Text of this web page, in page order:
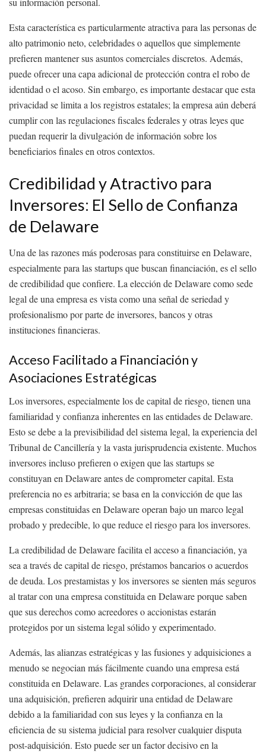
Esta característica es particularmente atractiva para las personas de
alto patrimonio neto, celebridades o aquellos que simplemente
prefieren mantener sus asuntos comerciales discretos. Además,
puede ofrecer una capa adicional de protección contra el robo de
identidad o el acoso. Sin embargo, es importante destacar que esta
privacidad se limita a los registros estatales; la empresa aún deberá
cumplir con las regulaciones fiscales federales y otras leyes que
puedan requerir la divulgación de información sobre los
beneficiarios finales en otros contextos.
Credibilidad y Atractivo para
Inversores: El Sello de Confianza
de Delaware
Una de las razones más poderosas para constituirse en Delaware,
especialmente para las startups que buscan financiación, es el sello
de credibilidad que confiere. La elección de Delaware como sede
legal de una empresa es vista como una señal de seriedad y
profesionalismo por parte de inversores, bancos y otras
instituciones financieras.
Acceso Facilitado a Financiación y
Asociaciones Estratégicas
Los inversores, especialmente los de capital de riesgo, tienen una
familiaridad y confianza inherentes en las entidades de Delaware.
Esto se debe a la previsibilidad del sistema legal, la experiencia del
Tribunal de Cancillería y la vasta jurisprudencia existente. Muchos
inversores incluso prefieren o exigen que las startups se
constituyan en Delaware antes de comprometer capital. Esta
preferencia no es arbitraria; se basa en la convicción de que las
empresas constituidas en Delaware operan bajo un marco legal
probado y predecible, lo que reduce el riesgo para los inversores.
La credibilidad de Delaware facilita el acceso a financiación, ya
sea a través de capital de riesgo, préstamos bancarios o acuerdos
de deuda. Los prestamistas y los inversores se sienten más seguros
al tratar con una empresa constituida en Delaware porque saben
que sus derechos como acreedores o accionistas estarán
protegidos por un sistema legal sólido y experimentado.
Además, las alianzas estratégicas y las fusiones y adquisiciones a
menudo se negocian más fácilmente cuando una empresa está
constituida en Delaware. Las grandes corporaciones, al considerar
una adquisición, prefieren adquirir una entidad de Delaware
debido a la familiaridad con sus leyes y la confianza en la
eficiencia de su sistema judicial para resolver cualquier disputa
post-adquisición. Esto puede ser un factor decisivo en la